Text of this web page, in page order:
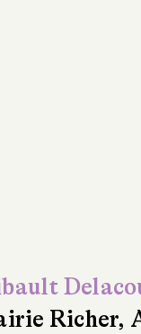
Richer,